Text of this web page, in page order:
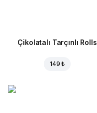
Çikolatalı Tarçınlı Rolls
149 ₺